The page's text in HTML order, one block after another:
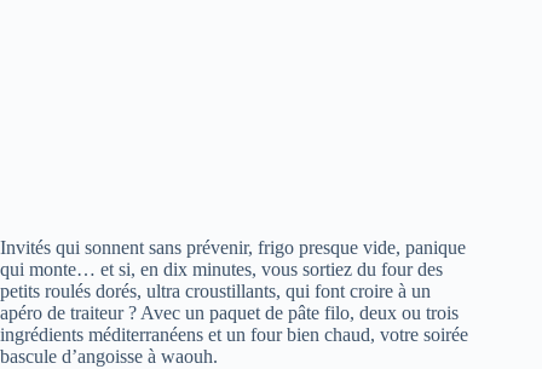
Invités qui sonnent sans prévenir, frigo presque vide, panique
qui monte… et si, en dix minutes, vous sortiez du four des
petits roulés dorés, ultra croustillants, qui font croire à un
apéro de traiteur ? Avec un paquet de pâte filo, deux ou trois
ingrédients méditerranéens et un four bien chaud, votre soirée
bascule d’angoisse à waouh.